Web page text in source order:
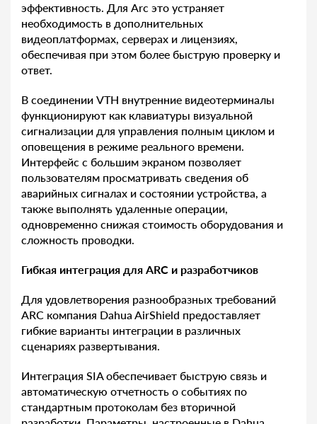
эффективность. Для Arc это устраняет
необходимость в дополнительных
видеоплатформах, серверах и лицензиях,
обеспечивая при этом более быструю проверку и
ответ.
В соединении VTH внутренние видеотерминалы
функционируют как клавиатуры визуальной
сигнализации для управления полным циклом и
оповещения в режиме реального времени.
Интерфейс с большим экраном позволяет
пользователям просматривать сведения об
аварийных сигналах и состоянии устройства, а
также выполнять удаленные операции,
одновременно снижая стоимость оборудования и
сложность проводки.
Гибкая интеграция для ARC и разработчиков
Для удовлетворения разнообразных требований
ARC компания Dahua AirShield предоставляет
гибкие варианты интеграции в различных
сценариях развертывания.
Интеграция SIA обеспечивает быструю связь и
автоматическую отчетность о событиях по
стандартным протоколам без вторичной